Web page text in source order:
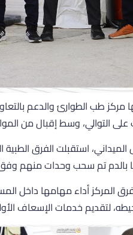
مركز طب الطوارئ والدعم
على التوالي، وسط إقبال من
المركز أداء مهامها داخل
لتقديم خدمات الإسعاف